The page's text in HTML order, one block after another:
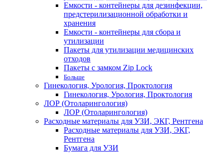
Емкости - контейнеры для дезинфекции,
предстерилизационной обработки и
хранения
Емкости - контейнеры для сбора и
утилизации
Пакеты для утилизации медицинских
отходов
Пакеты с замком Zip Lock
Больше
Гинекология, Урология, Проктология
Гинекология, Урология, Проктология
ЛОР (Отоларингология)
ЛОР (Отоларингология)
Расходные материалы для УЗИ, ЭКГ, Рентгена
Расходные материалы для УЗИ, ЭКГ,
Рентгена
Бумага для УЗИ